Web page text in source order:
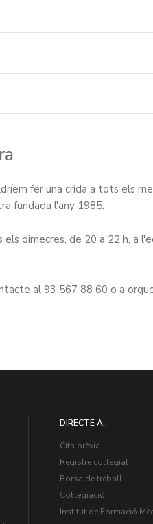
fer una crida a tots els
fundada l'any 1985.
dimecres, de 20 a 22 h, a
al 93 567 88 60 o a
DIRECTE A...
Cita prèvia
Registre col·legial
Borsa de treball
Col·legiació
Institut de Formació